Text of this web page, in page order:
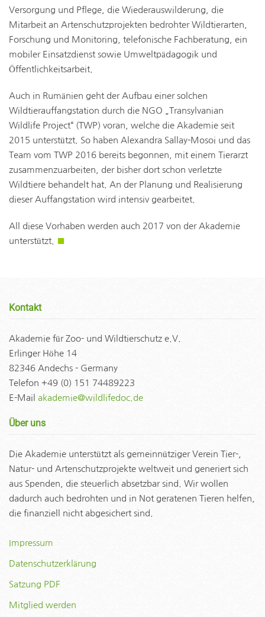
Versorgung und Pflege, die Wiederauswilderung, die
Mitarbeit an Artenschutzprojekten bedrohter Wildtierarten,
Forschung und Monitoring, telefonische Fachberatung, ein
mobiler Einsatzdienst sowie Umweltpädagogik und
Öffentlichkeitsarbeit.
Auch in Rumänien geht der Aufbau einer solchen
Wildtierauffangstation durch die NGO „Transylvanian
Wildlife Project“ (TWP) voran, welche die Akademie seit
2015 unterstützt. So haben Alexandra Sallay-Mosoi und das
Team vom TWP 2016 bereits begonnen, mit einem Tierarzt
zusammenzuarbeiten, der bisher dort schon verletzte
Wildtiere behandelt hat. An der Planung und Realisierung
dieser Auffangstation wird intensiv gearbeitet.
All diese Vorhaben werden auch 2017 von der Akademie
unterstützt.
■
Kontakt
Akademie für Zoo- und Wildtierschutz e.V.
Erlinger Höhe 14
82346 Andechs - Germany
Telefon +49 (0) 151 74489223
E-Mail akademie@wildlifedoc.de
Über uns
Die Akademie unterstützt als gemeinnütziger Verein Tier-,
Natur- und Artenschutzprojekte weltweit und generiert sich
aus Spenden, die steuerlich absetzbar sind. Wir wollen
dadurch auch bedrohten und in Not geratenen Tieren helfen,
die finanziell nicht abgesichert sind.
Impressum
Datenschutzerklärung
Satzung PDF
Mitglied werden